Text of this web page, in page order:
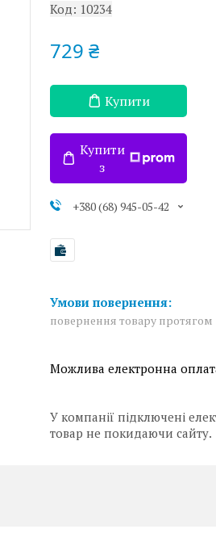
Код: 10234
729 ₴
Купити
Купити
з
+380 (68) 945-05-42
повернення товару протягом
У компанії підключені
товар не покидаючи сайту.